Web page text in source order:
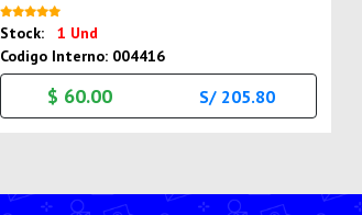
Stock:
1 Und
Codigo Interno: 004416
$ 60.00 S/ 205.80